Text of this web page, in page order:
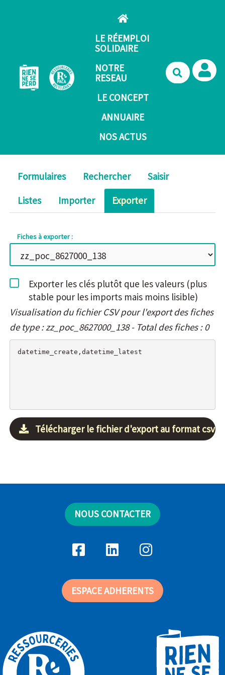
LE RÉEMPLOI
SOLIDAIRE
NOTRE
RESEAU
LE CONCEPT
ANNUAIRE
NOS ACTUS
Formulaires Rechercher
Saisir
Listes
Importer Exporter
Fiches à exporter :
Exporter les clés plutôt que les valeurs (plus
stable pour les imports mais moins lisible)
Visualisation du fichier CSV pour l'export des fiches
de type : zz_poc_8627000_138 - Total des fiches : 0
Télécharger le fichier d'export au format csv
NOUS CONTACTER
ESPACE ADHERENTS